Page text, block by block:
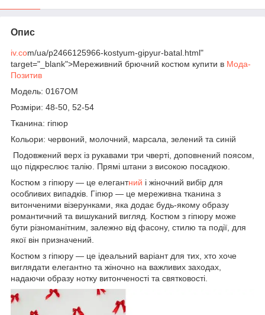
Опис
iv.com/ua/p2466125966-kostyum-gipyur-batal.html"
target="_blank">Мереживний брючний костюм купити в Мода-
Позитив
Модель: 0167ОМ
Розміри: 48-50, 52-54
Тканина: гіпюр
Кольори: червоний, молочний, марсала, зелений та синій
Подовжений верх із рукавами три чверті, доповнений поясом,
що підкреслює талію. Прямі штани з високою посадкою.
Костюм з гіпюру — це елегантний і жіночний вибір для
особливих випадків. Гіпюр — це мереживна тканина з
витонченими візерунками, яка додає будь-якому образу
романтичний та вишуканий вигляд. Костюм з гіпюру може
бути різноманітним, залежно від фасону, стилю та події, для
якої він призначений.
Костюм з гіпюру — це ідеальний варіант для тих, хто хоче
виглядати елегантно та жіночно на важливих заходах,
надаючи образу нотку витонченості та святковості.